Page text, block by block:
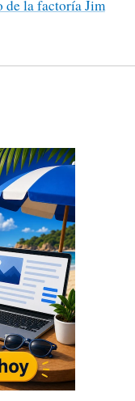
de la factoría Jim